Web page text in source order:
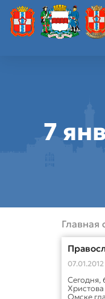
7
Главная
07.01.2012
Сегодня,
Христова